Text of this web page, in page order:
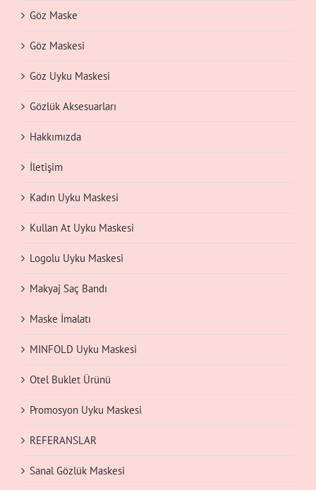
Göz Maske
Göz Maskesi
Göz Uyku Maskesi
Gözlük Aksesuarları
Hakkımızda
İletişim
Kadın Uyku Maskesi
Kullan At Uyku Maskesi
Logolu Uyku Maskesi
Makyaj Saç Bandı
Maske İmalatı
MINFOLD Uyku Maskesi
Otel Buklet Ürünü
Promosyon Uyku Maskesi
REFERANSLAR
Sanal Gözlük Maskesi